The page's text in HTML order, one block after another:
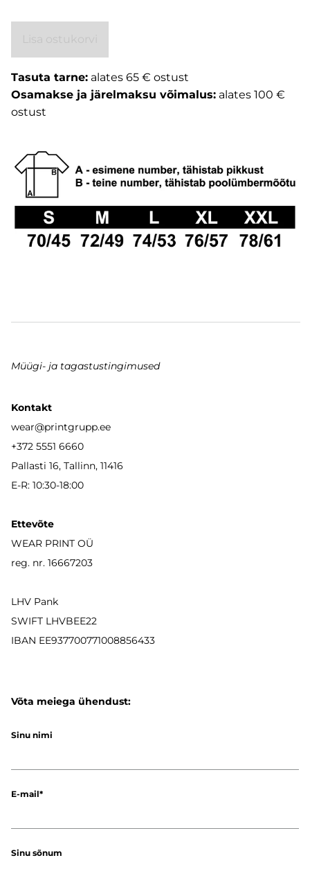
Tasuta tarne: alates 65 € ostust
Osamakse ja järelmaksu võimalus: alates 100 €
ostust
Müügi- ja tagastustingimused
Kontakt
wear@printgrupp.ee
+372 5551 6660
Pallasti 16, Tallinn, 11416
E-R: 10:30-18:00
Ettevõte
WEAR PRINT OÜ
reg. nr. 16667203
LHV Pank
SWIFT LHVBEE22
IBAN EE937700771008856433
Võta meiega ühendust:
Sinu nimi
E-mail
Sinu sõnum